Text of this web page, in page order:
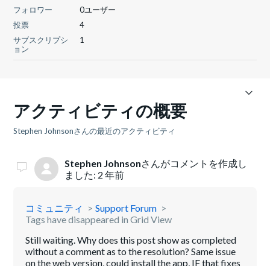
フォロワー
0ユーザー
投票
4
サブスクリプシ
ョン
1
アクティビティの概要
Stephen Johnsonさんの最近のアクティビティ
Stephen Johnsonさんがコメントを作成し
ました: 2 年前
コミュニティ
Support Forum
Tags have disappeared in Grid View
Still waiting. Why does this post show as completed
without a comment as to the resolution? Same issue
on the web version, could install the app, IF that fixes